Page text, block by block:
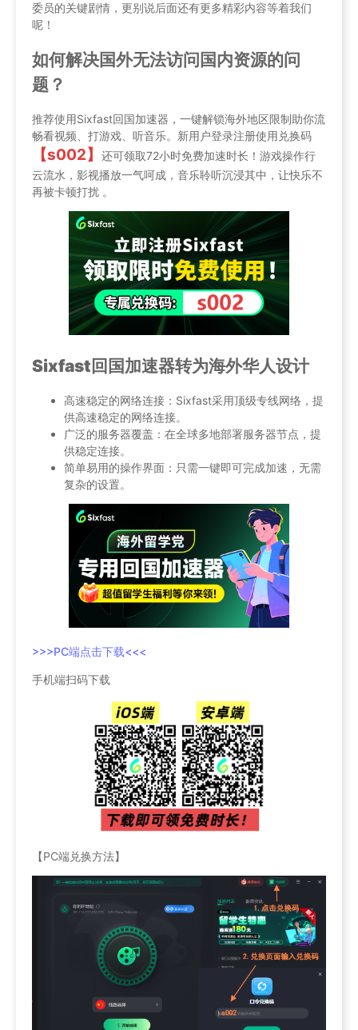
委员的关键剧情，更别说后面还有更多精彩内容等着我们
呢！
如何解决国外无法访问国内资源的问
题？
推荐使用Sixfast回国加速器，一键解锁海外地区限制助你流
畅看视频、打游戏、听音乐。新用户登录注册使用兑换码
【s002】
还可领取72小时免费加速时长！游戏操作行
云流水，影视播放一气呵成，音乐聆听沉浸其中，让快乐不
再被卡顿打扰 。
Sixfast回国加速器转为海外华人设计
高速稳定的网络连接：Sixfast采用顶级专线网络，提
供高速稳定的网络连接。
广泛的服务器覆盖：在全球多地部署服务器节点，提
供稳定连接。
简单易用的操作界面：只需一键即可完成加速，无需
复杂的设置。
>>>PC端点击下载<<<
手机端扫码下载
【PC端兑换方法】